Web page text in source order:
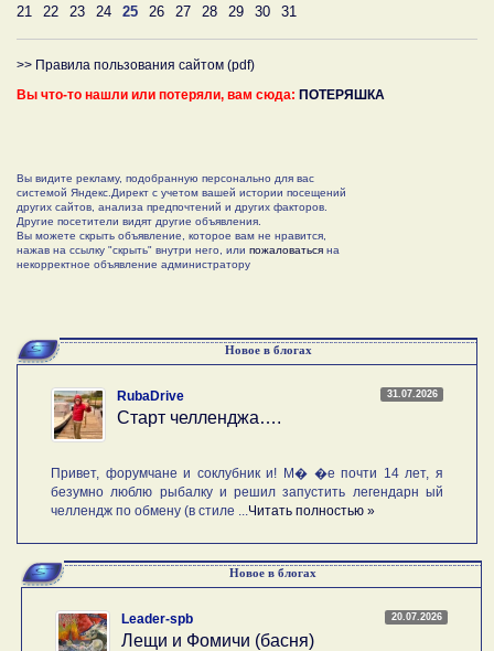
21
22 23 24 25 26 27 28 29 30 31
>> Правила пользования сайтом (pdf)
Вы что-то нашли или потеряли, вам сюда: ПОТЕРЯШКА
Вы видите рекламу, подобранную персонально для вас
системой Яндекс.Директ с учетом вашей истории посещений
других сайтов, анализа предпочтений и других факторов.
Другие посетители видят другие объявления.
Вы можете скрыть объявление, которое вам не нравится,
нажав на ссылку "скрыть" внутри него, или пожаловаться на
некорректное объявление администратору
Новое в блогах
31.07.2026
RubaDrive
Старт челленджа….
Привет, форумчане и соклубник и! М� �е почти 14 лет, я
безумно люблю рыбалку и решил запустить легендарн ый
челлендж по обмену (в стиле ...Читать полностью »
Новое в блогах
20.07.2026
Leader-spb
Лещи и Фомичи (басня)